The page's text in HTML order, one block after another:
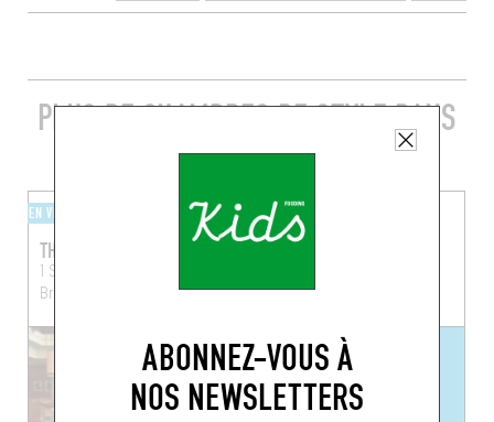
ABONNEZ-VOUS À
NOS NEWSLETTERS
PLUS DE CHAMBRES DE STYLE DANS
LES ENVIRONS
EN VILLE
THE HOXTON
1 Square Victoria Régina
Bruxelles (1210)
EN VILLE
FLEUR DE VILLE
46Bruxelles (1000)